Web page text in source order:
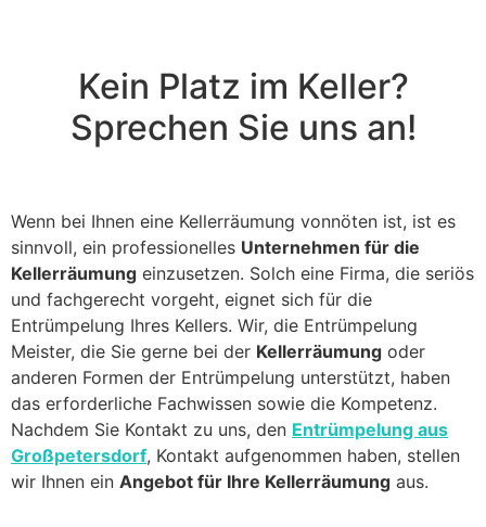
Kein Platz im Keller?
Sprechen Sie uns an!
Wenn bei Ihnen eine Kellerräumung vonnöten ist, ist es
sinnvoll, ein professionelles Unternehmen für die
Kellerräumung einzusetzen. Solch eine Firma, die seriös
und fachgerecht vorgeht, eignet sich für die
Entrümpelung Ihres Kellers. Wir, die Entrümpelung
Meister, die Sie gerne bei der Kellerräumung oder
anderen Formen der Entrümpelung unterstützt, haben
das erforderliche Fachwissen sowie die Kompetenz.
Nachdem Sie Kontakt zu uns, den Entrümpelung aus
Großpetersdorf, Kontakt aufgenommen haben, stellen
wir Ihnen ein Angebot für Ihre Kellerräumung aus.